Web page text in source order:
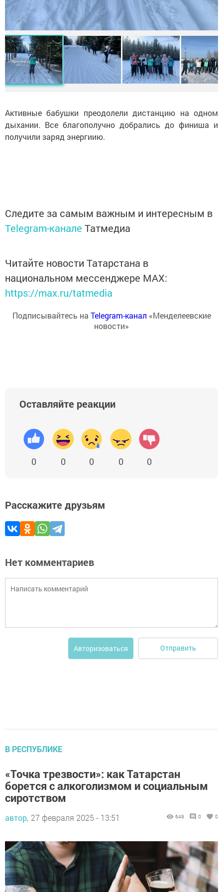
Активные бабушки преодолели дистанцию на одном
дыхании. Все благополучно добрались до финиша и
получили заряд энергиию.
Следите за самым важным и интересным в
Telegram-канале Татмедиа
Читайте новости Татарстана в
национальном мессенджере MАХ:
https://max.ru/tatmedia
Подписывайтесь на Telegram-канал «Менделеевские
новости»
Оставляйте реакции
0 0 0 0 0
Расскажите друзьям
Нет комментариев
Авторизоваться Отправить
В РЕСПУБЛИКЕ
«Точка трезвости»: как Татарстан
борется с алкоголизмом и социальным
сиротством
автор, 27 февраля 2025 - 13:51 649 0 0